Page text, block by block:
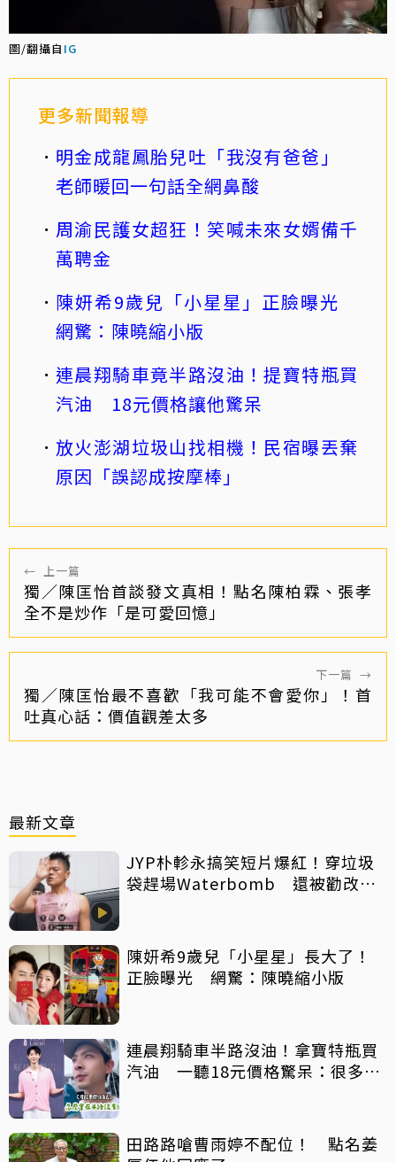
圖/翻攝自 IG
更多新聞報導
明金成龍鳳胎兒吐「我沒有爸爸」
老師暖回一句話全網鼻酸
周渝民護女超狂！笑喊未來女婿備千
萬聘金
陳妍希9歲兒「小星星」正臉曝光
網驚：陳曉縮小版
連晨翔騎車竟半路沒油！提寶特瓶買
汽油 18元價格讓他驚呆
放火澎湖垃圾山找相機！民宿曝丟棄
原因「誤認成按摩棒」
← 上一篇
獨／陳匡怡首談發文真相！點名陳柏霖、張孝
全不是炒作「是可愛回憶」
下一篇 →
獨／陳匡怡最不喜歡「我可能不會愛你」！首
吐真心話：價值觀差太多
最新文章
JYP朴軫永搞笑短片爆紅！穿垃圾
袋趕場Waterbomb 還被勸改名
陳妍希9歲兒「小星星」長大了！
正臉曝光 網驚：陳曉縮小版
連晨翔騎車半路沒油！拿寶特瓶買
汽油 一聽18元價格驚呆：很多水
田路路嗆曹雨婷不配位！ 點名姜